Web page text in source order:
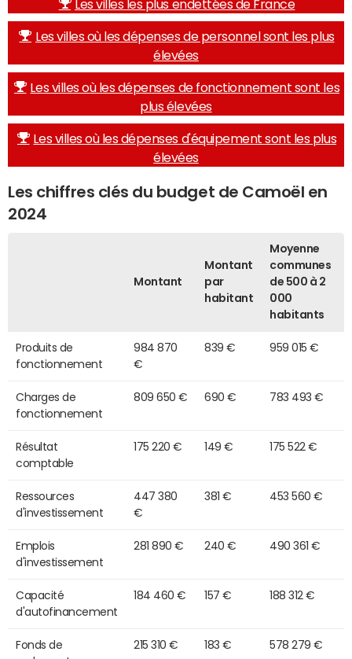
Les villes les plus endettées de France
Les villes où les dépenses de personnel sont les plus
élevées
Les villes où les dépenses de fonctionnement sont les
plus élevées
Les villes où les dépenses d'équipement sont les plus
élevées
Les chiffres clés du budget de Camoël en
2024
Montant
Montant
par
habitant
Moyenne
communes
de 500 à 2
000
habitants
Produits de
fonctionnement
984 870
€
839 € 959 015 €
Charges de
fonctionnement
809 650 € 690 € 783 493 €
Résultat
comptable
175 220 € 149 € 175 522 €
Ressources
d'investissement
447 380
€
381 € 453 560 €
Emplois
d'investissement
281 890 € 240 € 490 361 €
Capacité
d'autofinancement
184 460 € 157 € 188 312 €
Fonds de
215 310 € 183 € 578 279 €